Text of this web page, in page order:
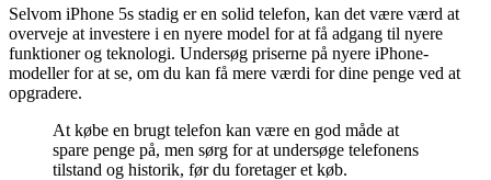
Selvom iPhone 5s stadig er en solid telefon, kan det være værd at
overveje at investere i en nyere model for at få adgang til nyere
funktioner og teknologi. Undersøg priserne på nyere iPhone-
modeller for at se, om du kan få mere værdi for dine penge ved at
opgradere.
At købe en brugt telefon kan være en god måde at
spare penge på, men sørg for at undersøge telefonens
tilstand og historik, før du foretager et køb.